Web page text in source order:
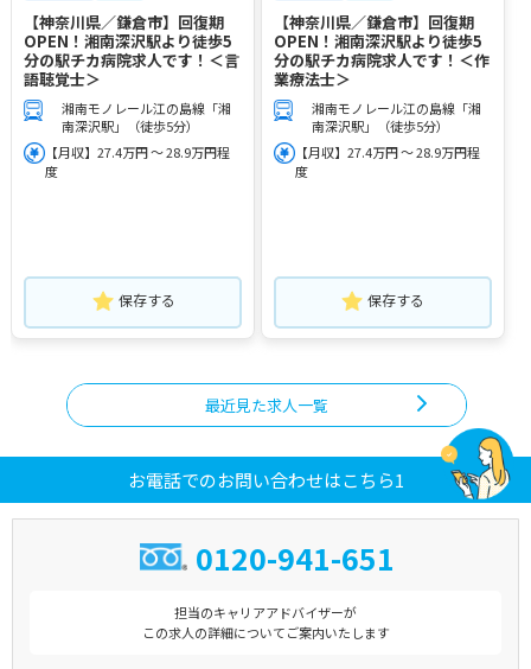
【神奈川県／鎌倉市】回復期
OPEN！湘南深沢駅より徒歩5
分の駅チカ病院求人です！＜言
語聴覚士＞
湘南モノレール江の島線「湘
南深沢駅」（徒歩5分）
【月収】27.4万円 ～ 28.9万円程
度
保存する
【神奈川県／鎌倉市】回復期
OPEN！湘南深沢駅より徒歩5
分の駅チカ病院求人です！＜作
業療法士＞
湘南モノレール江の島線「湘
南深沢駅」（徒歩5分）
【月収】27.4万円 ～ 28.9万円程
度
保存する
最近見た求人一覧
お電話でのお問い合わせはこちら1
0120-941-651
担当のキャリアアドバイザーが
この求人の詳細についてご案内いたします